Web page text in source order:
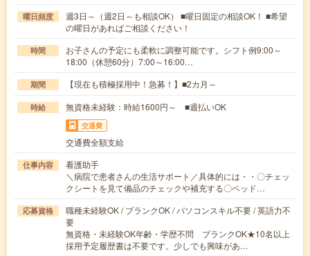
曜日頻度
週3日～（週2日～も相談OK） ■曜日固定の相談OK！ ■希望
の曜日があればご相談ください！
時間
お子さんの予定にも柔軟に調整可能です。シフト例9:00～
18:00（休憩60分）7:00～16:00…
期間 【現在も積極採用中！急募！】■2カ月～
時給 無資格未経験：時給1600円～ ■週払いOK
交通費
交通費全額支給
仕事内容
看護助手
＼病院で患者さんの生活サポート／具体的には・・〇チェッ
クシートを見て備品のチェックや補充する〇ベッド…
応募資格
職種未経験OK / ブランクOK / パソコンスキル不要 / 英語力不
要
無資格・未経験OK年齢・学歴不問 ブランクOK★10名以上
採用予定履歴書は不要です。少しでも興味があ…